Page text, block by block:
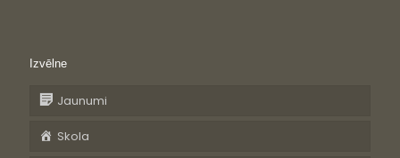
Izvēlne
Jaunumi
Skola